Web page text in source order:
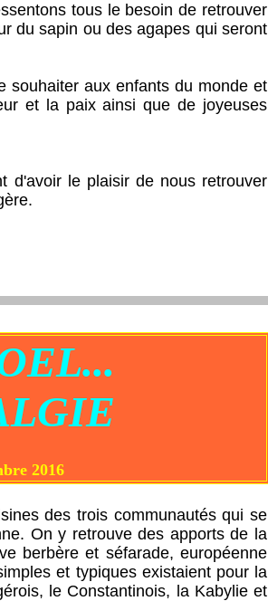
tous le besoin de retrouver
du sapin ou des agapes qui seront
aux enfants du monde et
et la paix ainsi que de joyeuses
le plaisir de nous retrouver
2016
des trois communautés qui se
On y retrouve des apports de la
berbère et séfarade, européenne
et typiques existaient pour la
le Constantinois, la Kabylie et